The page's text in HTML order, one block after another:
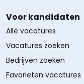
Voor kandidaten
Alle vacatures
Vacatures zoeken
Bedrijven zoeken
Favorieten vacatures